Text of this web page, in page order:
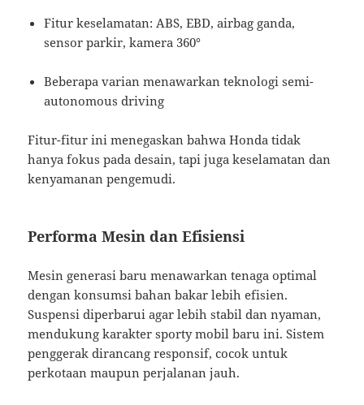
Fitur keselamatan: ABS, EBD, airbag ganda,
sensor parkir, kamera 360°
Beberapa varian menawarkan teknologi semi-
autonomous driving
Fitur-fitur ini menegaskan bahwa Honda tidak
hanya fokus pada desain, tapi juga keselamatan dan
kenyamanan pengemudi.
Performa Mesin dan Efisiensi
Mesin generasi baru menawarkan tenaga optimal
dengan konsumsi bahan bakar lebih efisien.
Suspensi diperbarui agar lebih stabil dan nyaman,
mendukung karakter sporty mobil baru ini. Sistem
penggerak dirancang responsif, cocok untuk
perkotaan maupun perjalanan jauh.